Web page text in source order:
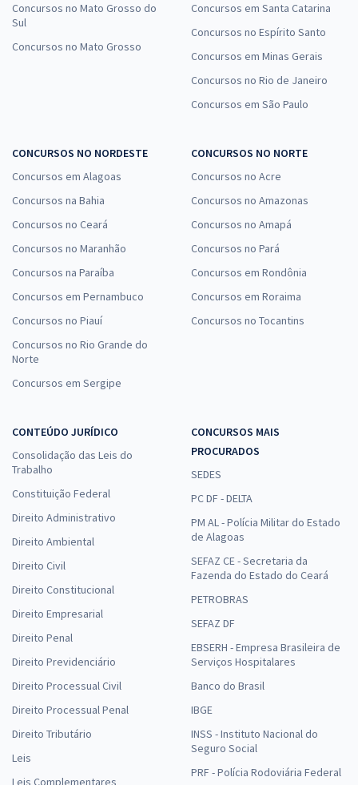
Concursos no Mato Grosso do
Sul
Concursos no Mato Grosso
Concursos em Santa Catarina
Concursos no Espírito Santo
Concursos em Minas Gerais
Concursos no Rio de Janeiro
Concursos em São Paulo
CONCURSOS NO NORDESTE
Concursos em Alagoas
Concursos na Bahia
Concursos no Ceará
Concursos no Maranhão
Concursos na Paraíba
Concursos em Pernambuco
Concursos no Piauí
Concursos no Rio Grande do
Norte
Concursos em Sergipe
CONCURSOS NO NORTE
Concursos no Acre
Concursos no Amazonas
Concursos no Amapá
Concursos no Pará
Concursos em Rondônia
Concursos em Roraima
Concursos no Tocantins
CONTEÚDO JURÍDICO
Consolidação das Leis do
Trabalho
Constituição Federal
Direito Administrativo
Direito Ambiental
Direito Civil
Direito Constitucional
Direito Empresarial
Direito Penal
Direito Previdenciário
Direito Processual Civil
Direito Processual Penal
Direito Tributário
Leis
Leis Complementares
CONCURSOS MAIS
PROCURADOS
SEDES
PC DF - DELTA
PM AL - Polícia Militar do Estado
de Alagoas
SEFAZ CE - Secretaria da
Fazenda do Estado do Ceará
PETROBRAS
SEFAZ DF
EBSERH - Empresa Brasileira de
Serviços Hospitalares
Banco do Brasil
IBGE
INSS - Instituto Nacional do
Seguro Social
PRF - Polícia Rodoviária Federal